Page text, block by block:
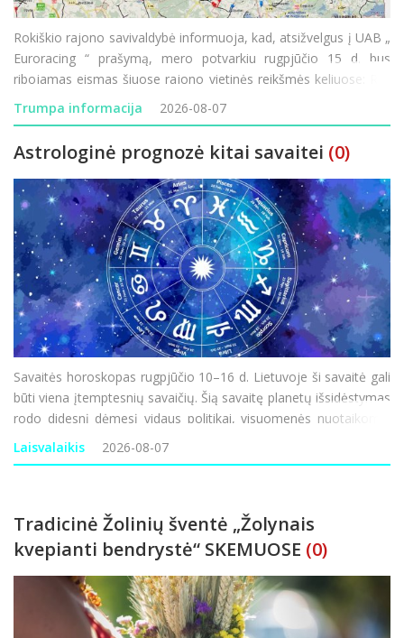
Rokiškio rajono savivaldybė informuoja, kad, atsižvelgus į UAB „
Euroracing “ prašymą, mero potvarkiu rugpjūčio 15 d. bus
ribojamas eismas šiuose rajono vietinės reikšmės keliuose: RK-
199 „Močiekiai–Pagada“ – eismas ribojamas rugpjūč
Trumpa informacija 2026-08-07
Astrologinė prognozė kitai savaitei (0)
Savaitės horoskopas rugpjūčio 10–16 d. Lietuvoje ši savaitė gali
būti viena įtemptesnių savaičių. Šią savaitę planetų išsidėstymas
rodo didesnį dėmesį vidaus politikai, visuomenės nuotaikoms,
ekonominiam saugumui ir informacijos sklaidai, todėl pasaulyje
gali būti daugiau
Laisvalaikis 2026-08-07
Tradicinė Žolinių šventė „Žolynais
kvepianti bendrystė“ SKEMUOSE (0)